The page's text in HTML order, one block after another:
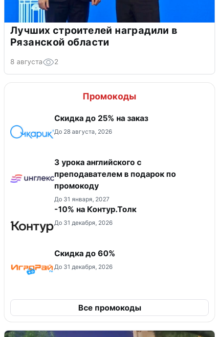
Лучших строителей наградили в
Рязанской области
8 августа 2
Промокоды
Скидка до 25% на заказ
До 28 августа, 2026
3 урока английского с
преподавателем в подарок по
промокоду
До 31 января, 2027
-10% на Контур.Толк
До 31 декабря, 2026
Скидка до 60%
До 31 декабря, 2026
Все промокоды